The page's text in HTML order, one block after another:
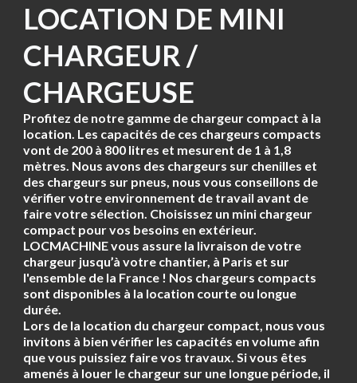
LOCATION DE MINI
CHARGEUR /
CHARGEUSE
Profitez de notre gamme de chargeur compact à la
location. Les capacités de ces chargeurs compacts
vont de 200 à 800 litres et mesurent de 1 à 1,8
mètres. Nous avons des chargeurs sur chenilles et
des chargeurs sur pneus, nous vous conseillons de
vérifier votre environnement de travail avant de
faire votre sélection. Choisissez un mini chargeur
compact pour vos besoins en extérieur.
LOCMACHINE vous assure la livraison de votre
chargeur jusqu’à votre chantier, à Paris et sur
l'ensemble de la France ! Nos chargeurs compacts
sont disponibles à la location courte ou longue
durée.
Lors de la location du chargeur compact, nous vous
invitons à bien vérifier les capacités en volume afin
que vous puissiez faire vos travaux. Si vous êtes
amenés à louer le chargeur sur une longue période, il